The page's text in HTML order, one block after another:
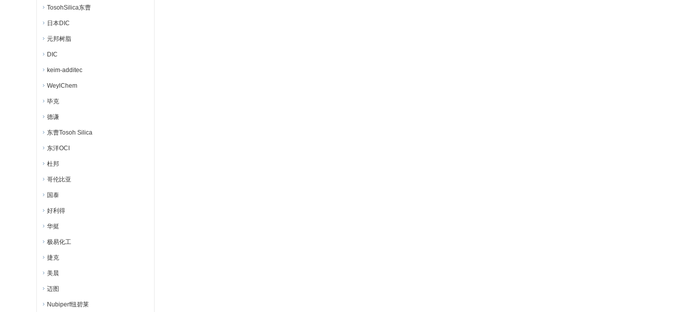
TosohSilica东曹
日本DIC
元邦树脂
DIC
keim-additec
WeylChem
毕克
德谦
东曹Tosoh Silica
东洋OCI
杜邦
哥伦比亚
国泰
好利得
华挺
极易化工
捷克
美晨
迈图
Nubiperf纽碧莱